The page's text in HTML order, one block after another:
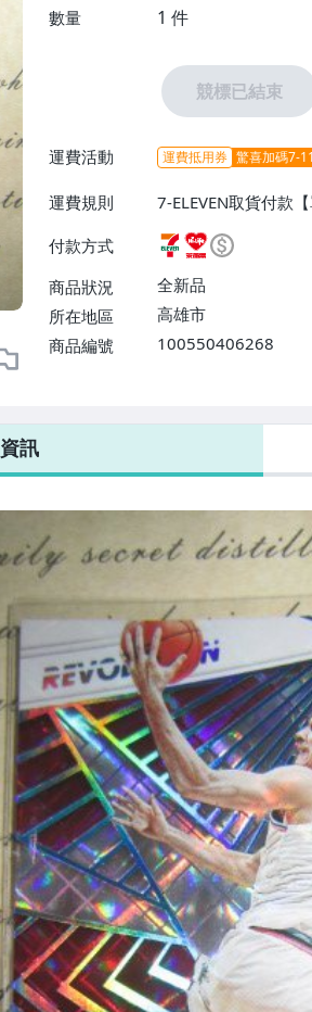
數量 1 件
競標已結束
運費活動 運費抵用券 驚喜加碼7-
運費規則
7-ELEVEN取貨付款
費】、7-ELEVEN取
運費$60、滿50件或
0、滿30件或消費滿
付款方式
商品狀況
全新品
所在地區
高雄市
商品編號
100550406268
不限金額、筆數，筆筆優
訊